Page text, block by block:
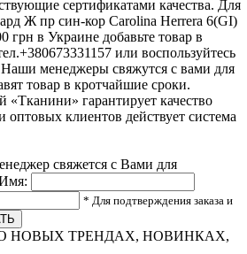
сертификатами качества. Для
Ж пр син-кор Carolina Herrera 6(GI)
грн в Украине добавьте товар в
или воспользуйтесь
менеджеры свяжутся с вами для
товар в кротчайшие сроки.
«Тканини» гарантирует качество
оптовых клиентов действует система
свяжется с Вами для
* Для подтверждения заказа и
НОВЫХ ТРЕНДАХ, НОВИНКАХ,